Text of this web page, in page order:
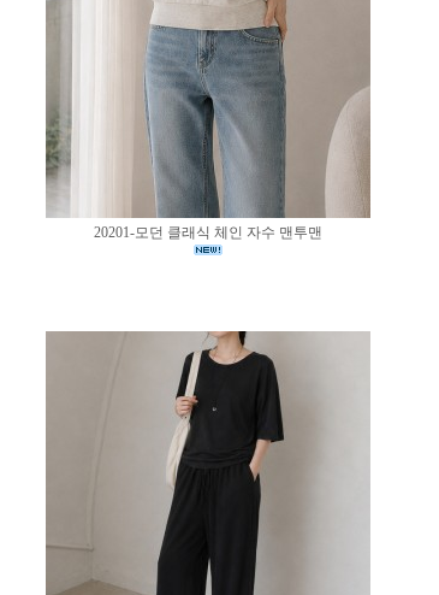
20201-모던 클래식 체인 자수 맨투맨